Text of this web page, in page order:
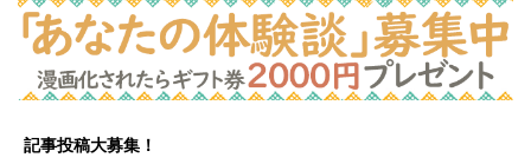
記事投稿大募集！